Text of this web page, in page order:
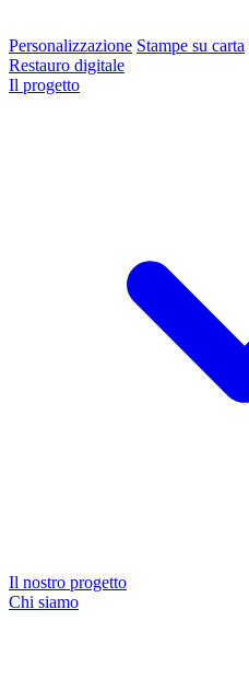
Personalizzazione Stampe su carta
Restauro digitale
Il progetto
Il nostro progetto
Chi siamo